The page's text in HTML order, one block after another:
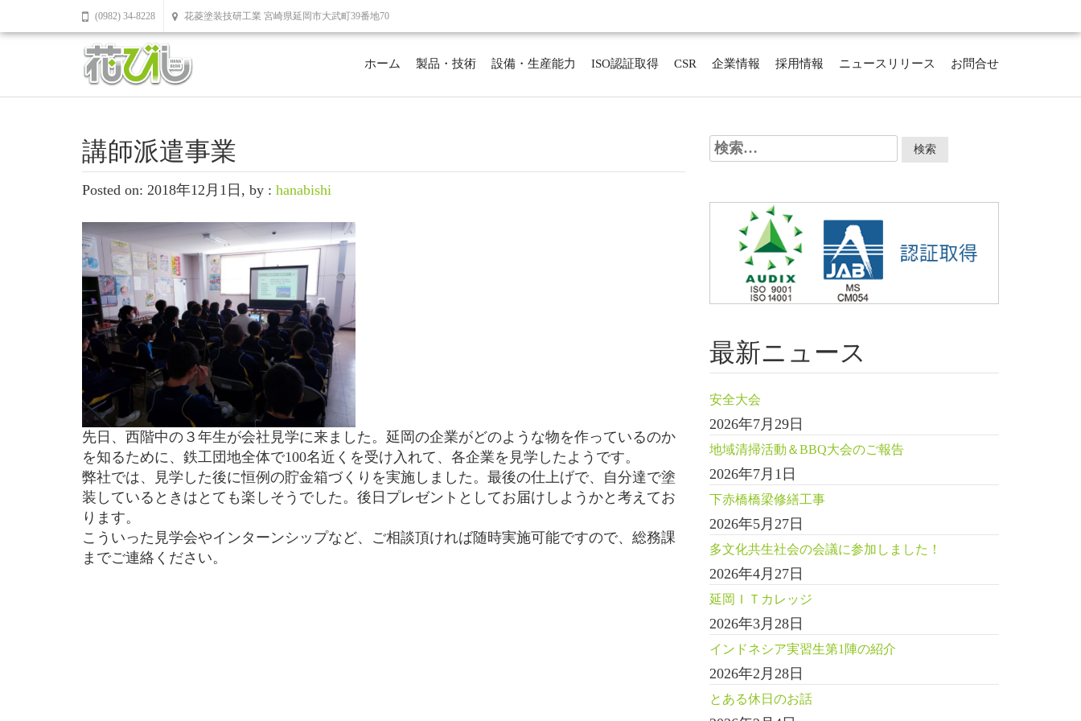
(0982) 34-8228 花菱塗装技研工業 宮崎県延岡市大武町39番地70
ホーム 製品・技術 設備・生産能力 ISO認証取得 CSR 企業情報 採用情報 ニュースリリース お問合せ
講師派遣事業
Posted on: 2018年12月1日, by : hanabishi
先日、西階中の３年生が会社見学に来ました。延岡の企業がどのような物を作っているのか
を知るために、鉄工団地全体で100名近くを受け入れて、各企業を見学したようです。
弊社では、見学した後に恒例の貯金箱づくりを実施しました。最後の仕上げで、自分達で塗
装しているときはとても楽しそうでした。後日プレゼントとしてお届けしようかと考えてお
ります。
こういった見学会やインターンシップなど、ご相談頂ければ随時実施可能ですので、総務課
までご連絡ください。
検
索:
最新ニュース
安全大会
2026年7月29日
地域清掃活動＆BBQ大会のご報告
2026年7月1日
下赤橋橋梁修繕工事
2026年5月27日
多文化共生社会の会議に参加しました！
2026年4月27日
延岡ＩＴカレッジ
2026年3月28日
インドネシア実習生第1陣の紹介
2026年2月28日
とある休日のお話